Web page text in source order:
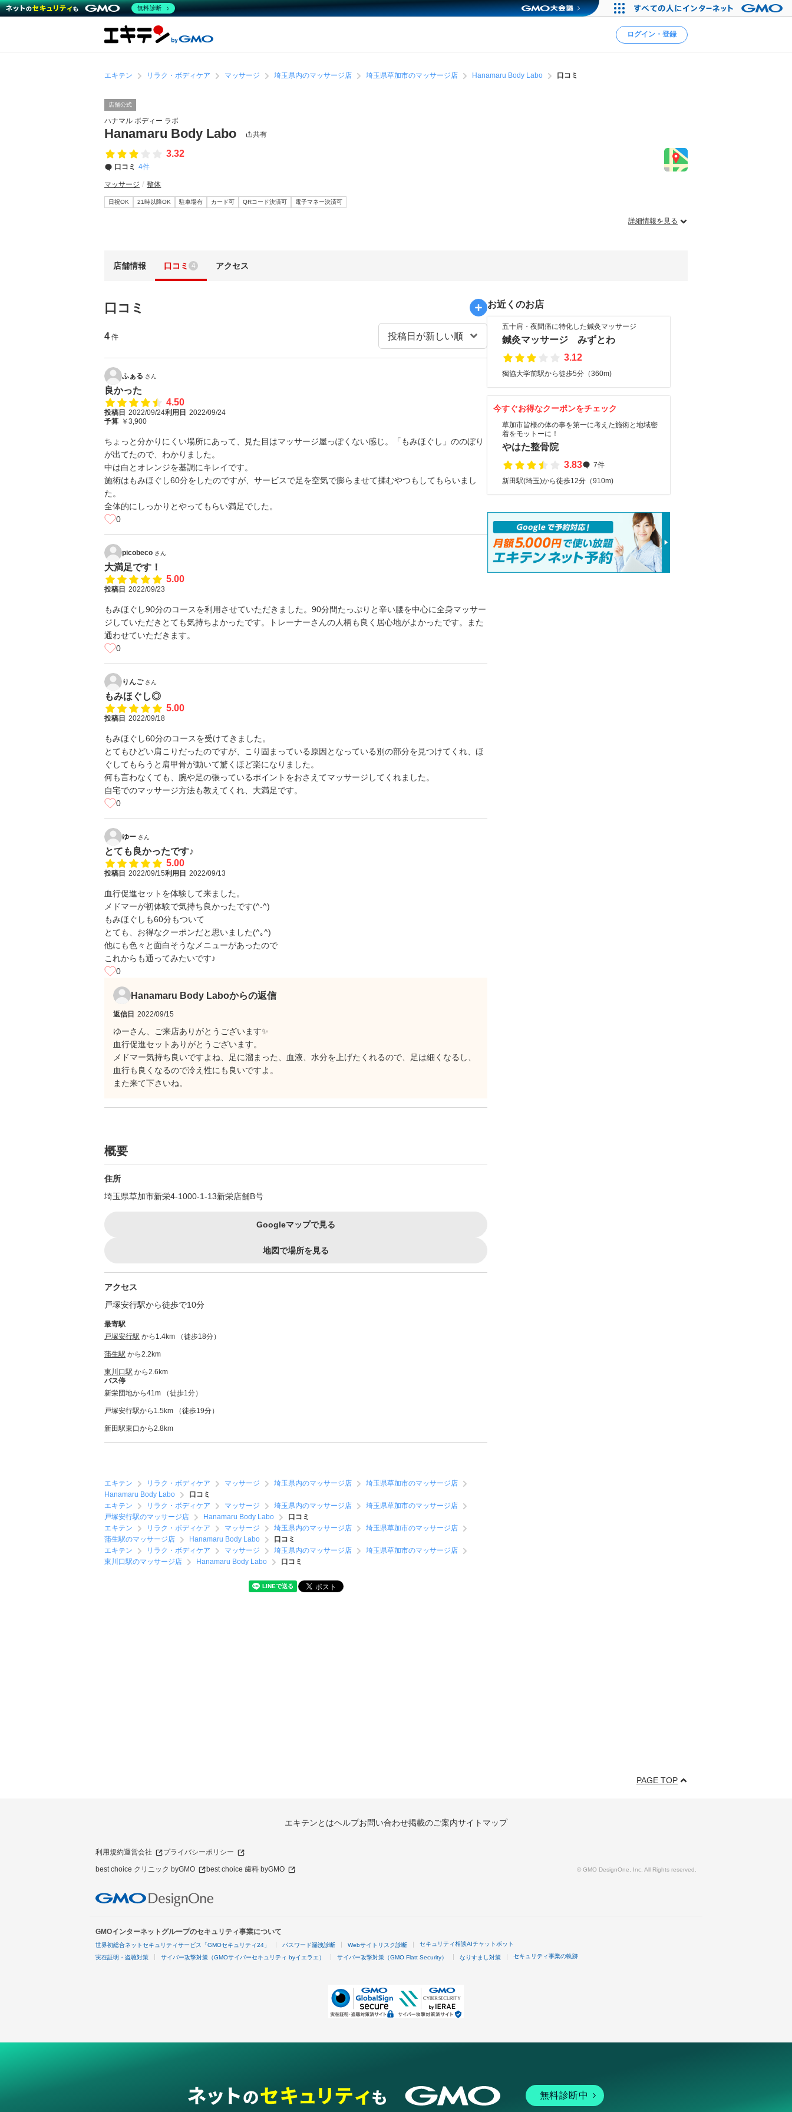
ログイン・登録
エキテン リラク・ボディケア マッサージ 埼玉県内のマッサージ店 埼玉県草加市のマッサージ店 Hanamaru Body Labo 口コミ
店舗公式
ハナマル ボディー ラボ
Hanamaru Body Labo 共有
3.32
口コミ 4件
マッサージ 整体
日祝OK 21時以降OK 駐車場有 カード可 QRコード決済可 電子マネー決済可
詳細情報を見る
店舗情報 口コミ 4 アクセス
口コミ
4 件
ふぁる さん
良かった
4.50
投稿日 2022/09/24利用日 2022/09/24
予算 ￥3,900
ちょっと分かりにくい場所にあって、見た目はマッサージ屋っぽくない感じ。「もみほぐし」ののぼり
が出てたので、わかりました。
中は白とオレンジを基調にキレイです。
施術はもみほぐし60分をしたのですが、サービスで足を空気で膨らませて揉むやつもしてもらいまし
た。
全体的にしっかりとやってもらい満足でした。
0
picobeco さん
大満足です！
5.00
投稿日 2022/09/23
もみほぐし90分のコースを利用させていただきました。90分間たっぷりと辛い腰を中心に全身マッサー
ジしていただきとても気持ちよかったです。トレーナーさんの人柄も良く居心地がよかったです。また
通わせていただきます。
0
りんご さん
もみほぐし◎
5.00
投稿日 2022/09/18
もみほぐし60分のコースを受けてきました。
とてもひどい肩こりだったのですが、こり固まっている原因となっている別の部分を見つけてくれ、ほ
ぐしてもらうと肩甲骨が動いて驚くほど楽になりました。
何も言わなくても、腕や足の張っているポイントをおさえてマッサージしてくれました。
自宅でのマッサージ方法も教えてくれ、大満足です。
0
ゆー さん
とても良かったです♪
5.00
投稿日 2022/09/15利用日 2022/09/13
血行促進セットを体験して来ました。
メドマーが初体験で気持ち良かったです(^-^)
もみほぐしも60分もついて
とても、お得なクーポンだと思いました(^｡^)
他にも色々と面白そうなメニューがあったので
これからも通ってみたいです♪
0
Hanamaru Body Laboからの返信
返信日 2022/09/15
ゆーさん、ご来店ありがとうございます✨
血行促進セットありがとうございます。
メドマー気持ち良いですよね、足に溜まった、血液、水分を上げたくれるので、足は細くなるし、
血行も良くなるので冷え性にも良いですよ。
また来て下さいね。
概要
住所
埼玉県草加市新栄4-1000-1-13新栄店舗B号
Googleマップで見る
地図で場所を見る
アクセス
戸塚安行駅から徒歩で10分
最寄駅
戸塚安行駅 から1.4km （徒歩18分）
蒲生駅 から2.2km
東川口駅 から2.6km
バス停
新栄団地から41m （徒歩1分）
戸塚安行駅から1.5km （徒歩19分）
新田駅東口から2.8km
エキテン リラク・ボディケア マッサージ 埼玉県内のマッサージ店
埼玉県草加市のマッサージ店
Hanamaru Body Labo
口コミ
エキテン
リラク・ボディケア マッサージ 埼玉県内のマッサージ店
埼玉県草加市のマッサージ店
戸塚安行駅のマッサージ店
Hanamaru Body Labo
口コミ
エキテン
リラク・ボディケア マッサージ 埼玉県内のマッサージ店
埼玉県草加市のマッサージ店
蒲生駅のマッサージ店
Hanamaru Body Labo
口コミ
エキテン
リラク・ボディケア マッサージ 埼玉県内のマッサージ店
埼玉県草加市のマッサージ店
東川口駅のマッサージ店
Hanamaru Body Labo 口コミ
お近くのお店
五十肩・夜間痛に特化した鍼灸マッサージ
鍼灸マッサージ みずとわ
3.12
獨協大学前駅から徒歩5分（360m)
今すぐお得なクーポンをチェック
草加市皆様の体の事を第一に考えた施術と地域密
着をモットーに！
やはた整骨院
3.83
7件
新田駅(埼玉)から徒歩12分（910m)
PAGE TOP
エキテンとはヘルプお問い合わせ掲載のご案内サイトマップ
利用規約運営会社 プライバシーポリシー
best choice クリニック byGMO best choice 歯科 byGMO © GMO DesignOne, Inc. All Rights reserved.
GMOインターネットグループのセキュリティ事業について
世界初総合ネットセキュリティサービス「GMOセキュリティ24」 パスワード漏洩診断 Webサイトリスク診断 セキュリティ相談AIチャットボット
実在証明・盗聴対策 サイバー攻撃対策（GMOサイバーセキュリティ byイエラエ） サイバー攻撃対策（GMO Flatt Security） なりすまし対策 セキュリティ事業の軌跡
無料診断中
無料診断